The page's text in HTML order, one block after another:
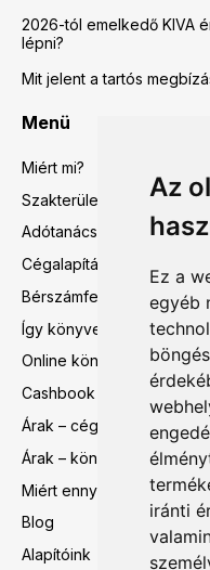
Az
Ez a
egyéb
iránti
2026-tól emelkedő KIVA
lépni?
Mit jelent a tartós
Menü
Miért mi?
Szakterületeink
Adótanácsadás
Cégalapítás előtti
Bérszámfejtés
Így könyvelünk mi
Online könyvelés
Cashbook
Árak – cégalapítás előtti
Árak – könyvelés,
Miért ennyi?
Blog
Alapítóink